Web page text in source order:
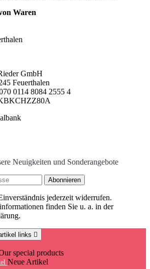
Waren
GmbH
Feuerthalen
0114 8084 2555 4
Neuigkeiten und Sonderangebote
jederzeit widerrufen.
finden Sie u. a. in der
links 
special products
Neue Artikel